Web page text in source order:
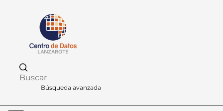
Búsqueda avanzada